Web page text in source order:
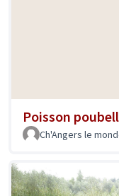
Poisson
Ch'Angers le